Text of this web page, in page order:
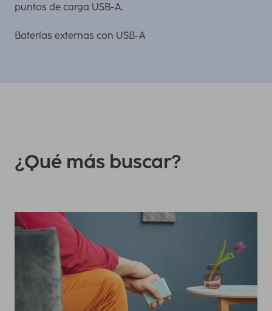
puntos de carga USB-A.
Baterías externas con USB-A
¿Qué más buscar?